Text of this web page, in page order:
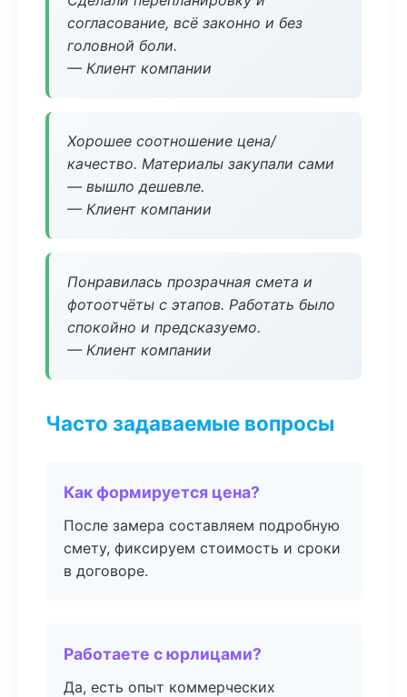
согласование, всё законно и без
головной боли.
— Клиент компании
Хорошее соотношение цена/
качество. Материалы закупали сами
— вышло дешевле.
— Клиент компании
Понравилась прозрачная смета и
фотоотчёты с этапов. Работать было
спокойно и предсказуемо.
— Клиент компании
Часто задаваемые вопросы
Как формируется цена?
После замера составляем подробную
смету, фиксируем стоимость и сроки
в договоре.
Работаете с юрлицами?
Да, есть опыт коммерческих